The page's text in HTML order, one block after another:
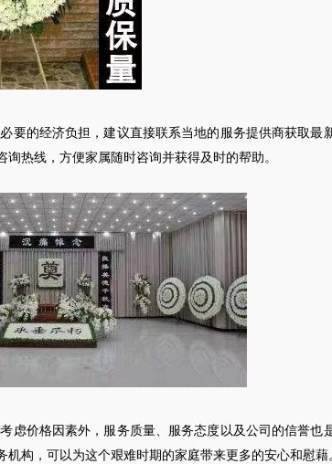
要的经济负担，建议直接联系当地的服务提供商获取最
询热线，方便家属随时咨询并获得及时的帮助。
虑价格因素外，服务质量、服务态度以及公司的信誉也
构，可以为这个艰难时期的家庭带来更多的安心和慰藉